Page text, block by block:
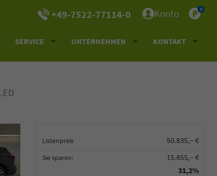
+49-7522-77114-0 Konto 0
SERVICE UNTERNEHMEN KONTAKT
Listenpreis 50.835,– €
Sie sparen:
15.855,– €
31,2%